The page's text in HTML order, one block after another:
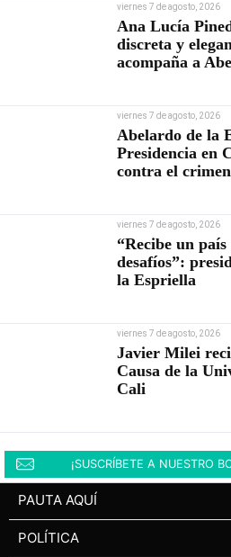
viernes 7 de agosto, 2026
Ana Lucía
discreta y
acompaña a
viernes 7 de agosto, 2026
Abelardo de la
Presidencia en
contra el
viernes 7 de agosto, 2026
“Recibe un
desafíos”:
la Espriella
viernes 7 de agosto, 2026
Javier Milei
Causa de la
Cali
¡SUSCRÍBETE A NUESTRO
PAUTA AQUÍ
POLÍTICA